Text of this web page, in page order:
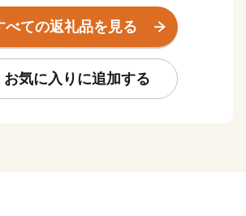
史を持つ鵜飼が行われる清流長良川。
公・明智光秀公をはじめとする戦国武
べての返礼品を見る
お気に入りに追加する